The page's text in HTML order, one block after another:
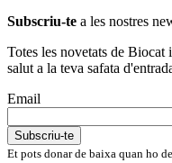
Subscriu-te a les nostres
Totes les novetats de Biocat
salut a la teva safata
Email
Et pots donar de baixa quan ho